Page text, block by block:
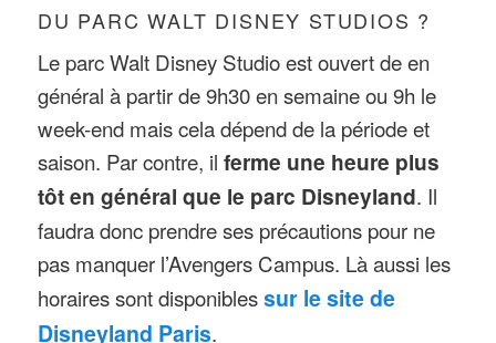
DU PARC WALT DISNEY STUDIOS ?
Le parc Walt Disney Studio est ouvert de en
général à partir de 9h30 en semaine ou 9h le
week-end mais cela dépend de la période et
saison. Par contre, ilferme une heure plus
tôt en général que le parc Disneyland. Il
faudra donc prendre ses précautions pour ne
pas manquer l’Avengers Campus. Là aussi les
horaires sont disponiblessur le site de
Disneyland Paris.